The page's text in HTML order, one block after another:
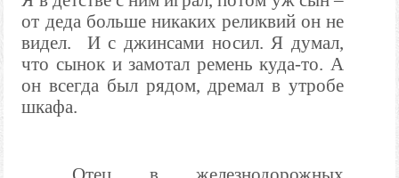
от деда больше никаких реликвий он не
видел.
И с джинсами носил. Я думал,
что сынок и замотал ремень куда-то. А
он всегда был рядом, дремал в утробе
шкафа.